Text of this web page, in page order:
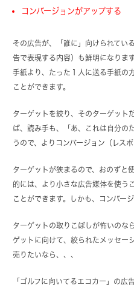
コンバージョンがアップする
その広告が、「誰に」向けられてい
告で表現する内容）も鮮明になりま
手紙より、たった１人に送る手紙の
ことができます。
ターゲットを絞り、そのターゲット
ば、読み手も、「あ、これは自分の
うので、よりコンバージョン（レス
ターゲットが狭まるので、おのずと
的には、より小さな広告媒体を使う
ことができます。しかも、コンバー
ターゲットの取りこぼしが怖いのな
ゲットに向けて、絞られたメッセー
売りたいなら、、、
「ゴルフに向いてるエコカー」の広